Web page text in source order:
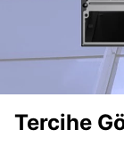
Tercihe